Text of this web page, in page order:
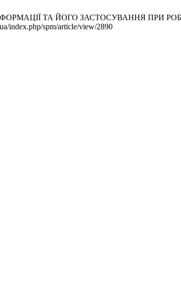
ТА ЙОГО ЗАСТОСУВАННЯ ПРИ
index.php/spm/article/view/2890